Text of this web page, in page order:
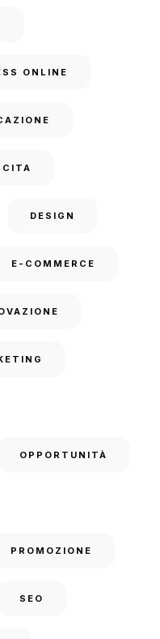
ONLINE
DESIGN
E-COMMERCE
OPPORTUNITÀ
PROMOZIONE
SEO